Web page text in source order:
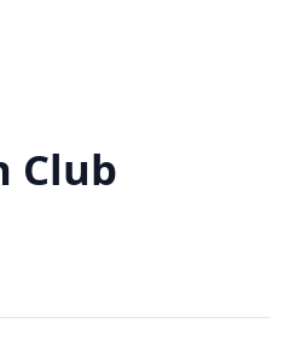
Club